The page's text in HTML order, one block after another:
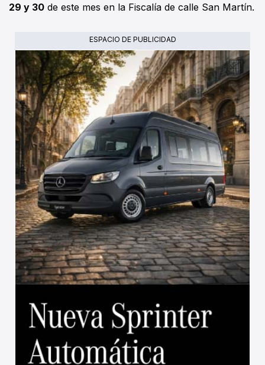
29 y 30 de este mes en la Fiscalía de calle San Martín.
ESPACIO DE PUBLICIDAD